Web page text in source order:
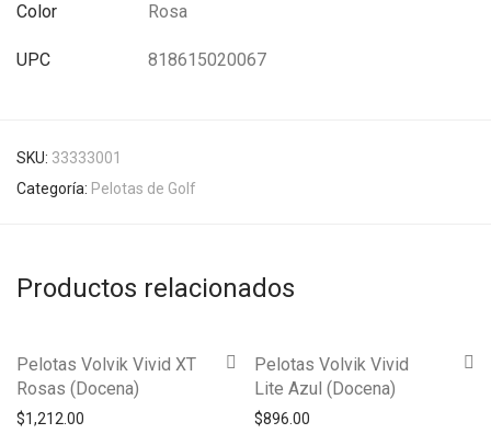
Color Rosa
UPC 818615020067
SKU: 33333001
Categoría: Pelotas de Golf
Productos relacionados
Pelotas Volvik Vivid XT
Rosas (Docena)
$1,212.00
Pelotas Volvik Vivid
Lite Azul (Docena)
$896.00